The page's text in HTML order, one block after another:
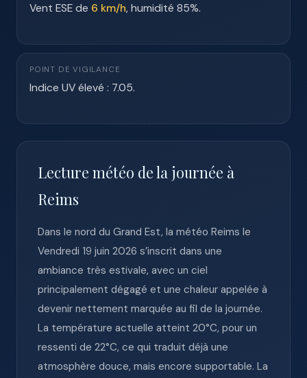
Vent ESE de 6 km/h, humidité 85%.
POINT DE VIGILANCE
Indice UV élevé : 7.05.
Lecture météo de la journée à
Reims
Dans le nord du Grand Est, la météo Reims le
Vendredi 19 juin 2026 s’inscrit dans une
ambiance très estivale, avec un ciel
principalement dégagé et une chaleur appelée à
devenir nettement marquée au fil de la journée.
La température actuelle atteint 20°C, pour un
ressenti de 22°C, ce qui traduit déjà une
atmosphère douce, mais encore supportable. La